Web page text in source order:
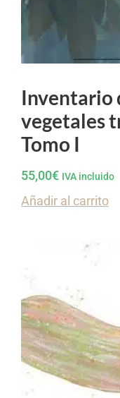
Inventario
vegetales
Tomo I
55,00€ IVA incluido
Añadir al carrito